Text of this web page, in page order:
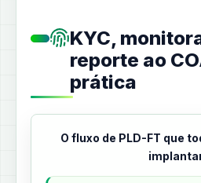
KYC,
reporte ao
prática
O fluxo de PLD-FT que